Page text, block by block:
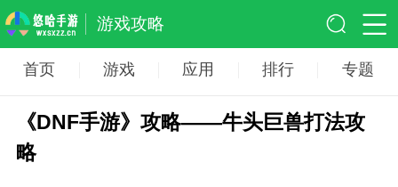
游戏攻略
首页 游戏 应用 排行 专题
《DNF手游》攻略——牛头巨兽打法攻
略